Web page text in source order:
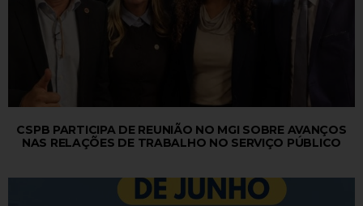
CSPB PARTICIPA DE REUNIÃO NO MGI SOBRE AVANÇOS
NAS RELAÇÕES DE TRABALHO NO SERVIÇO PÚBLICO